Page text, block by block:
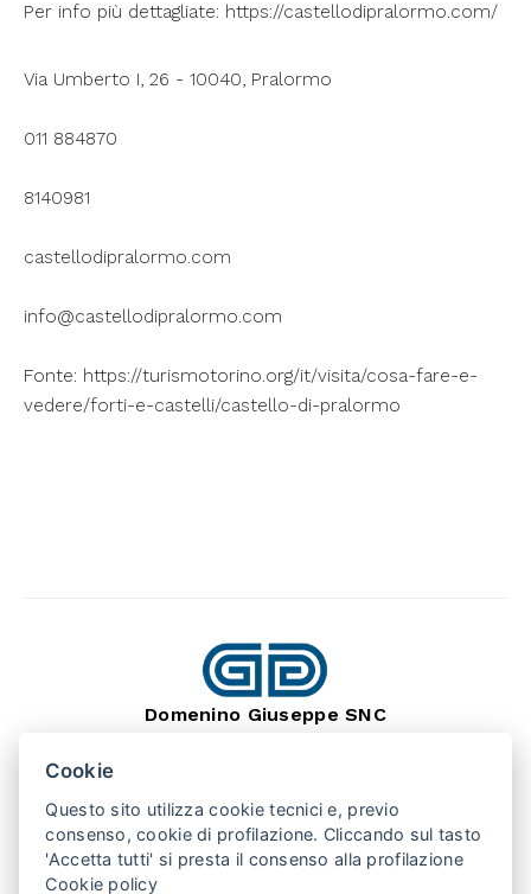
Per info più dettagliate: https://castellodipralormo.com/
Via Umberto I, 26 - 10040, Pralormo
011 884870
8140981
castellodipralormo.com
info@castellodipralormo.com
Fonte: https://turismotorino.org/it/visita/cosa-fare-e-
vedere/forti-e-castelli/castello-di-pralormo
Domenino Giuseppe SNC
VIA MONTEBRACCO, 15
TEL. +39 0175 346407
PUNTO VENDITA: SAN SECONDO (TO) 10060
Cookie
Questo sito utilizza cookie tecnici e, previo
consenso, cookie di profilazione. Cliccando sul tasto
'Accetta tutti' si presta il consenso alla profilazione
Cookie policy